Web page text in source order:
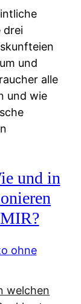
drei
und
alle
und wie
und in
ohne